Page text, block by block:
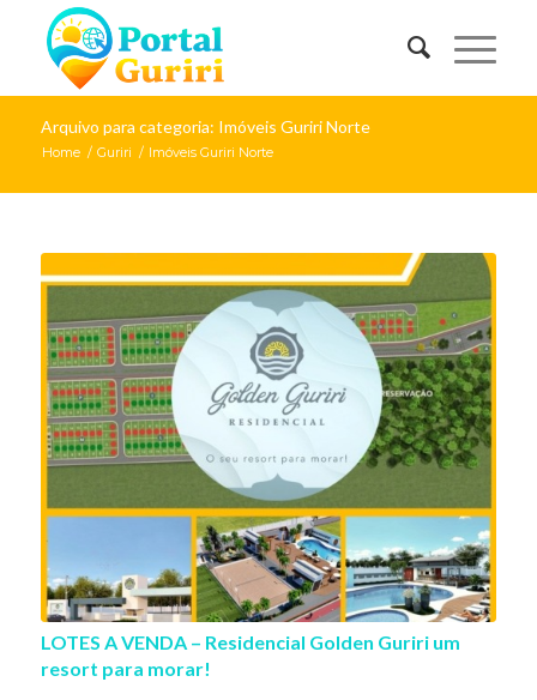
Arquivo para categoria: Imóveis Guriri Norte
Home / Guriri / Imóveis Guriri Norte
LOTES A VENDA – Residencial Golden Guriri um
resort para morar!